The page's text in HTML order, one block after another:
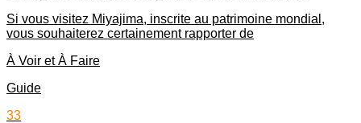
Si vous visitez Miyajima, inscrite au patrimoine mondial,
vous souhaiterez certainement rapporter de
À Voir et À Faire
Guide
33